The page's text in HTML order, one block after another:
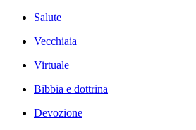
Salute
Vecchiaia
Virtuale
Bibbia e dottrina
Devozione